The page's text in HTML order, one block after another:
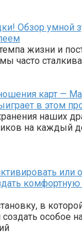
Обзор умной
жизни и
часто
карт —
в этом
наших
на каждый
или
в
особое